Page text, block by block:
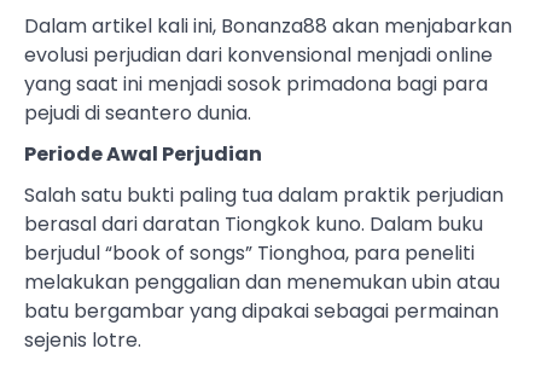
Dalam artikel kali ini, Bonanza88 akan menjabarkan
evolusi perjudian dari konvensional menjadi online
yang saat ini menjadi sosok primadona bagi para
pejudi di seantero dunia.
Periode Awal Perjudian
Salah satu bukti paling tua dalam praktik perjudian
berasal dari daratan Tiongkok kuno. Dalam buku
berjudul “book of songs” Tionghoa, para peneliti
melakukan penggalian dan menemukan ubin atau
batu bergambar yang dipakai sebagai permainan
sejenis lotre.